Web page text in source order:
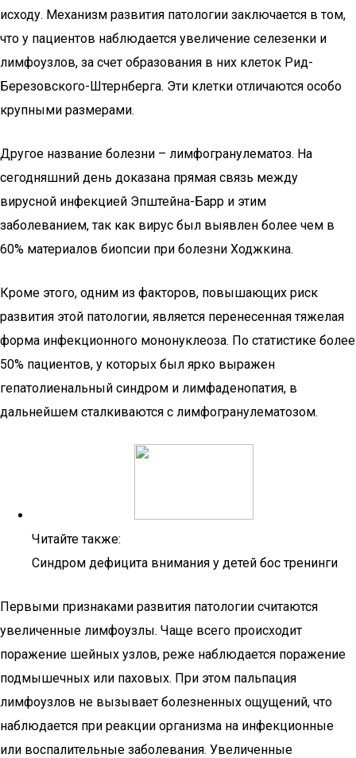
исходу. Механизм развития патологии заключается в том,
что у пациентов наблюдается увеличение селезенки и
лимфоузлов, за счет образования в них клеток Рид-
Березовского-Штернберга. Эти клетки отличаются особо
крупными размерами.
Другое название болезни – лимфогранулематоз. На
сегодняшний день доказана прямая связь между
вирусной инфекцией Эпштейна-Барр и этим
заболеванием, так как вирус был выявлен более чем в
60% материалов биопсии при болезни Ходжкина.
Кроме этого, одним из факторов, повышающих риск
развития этой патологии, является перенесенная тяжелая
форма инфекционного мононуклеоза. По статистике более
50% пациентов, у которых был ярко выражен
гепатолиенальный синдром и лимфаденопатия, в
дальнейшем сталкиваются с лимфогранулематозом.
Читайте также:
Синдром дефицита внимания у детей бос тренинги
Первыми признаками развития патологии считаются
увеличенные лимфоузлы. Чаще всего происходит
поражение шейных узлов, реже наблюдается поражение
подмышечных или паховых. При этом пальпация
лимфоузлов не вызывает болезненных ощущений, что
наблюдается при реакции организма на инфекционные
или воспалительные заболевания. Увеличенные